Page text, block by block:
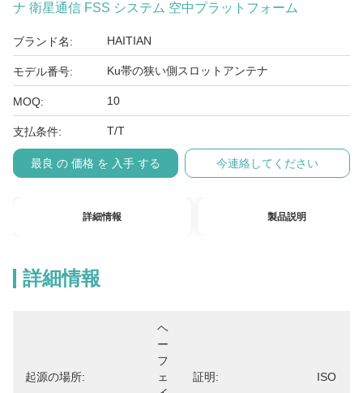
ナ 衛星通信 FSS システム 空中プラットフォーム
ブランド名: HAITIAN
モデル番号: Ku帯の狭い側スロットアンテナ
MOQ: 10
支払条件: T/T
最良 の 価格 を 入手 する 今連絡してください
詳細情報 製品説明
詳細情報
起源の場所:
ヘ
ー
フ
ェ
証明: ISO